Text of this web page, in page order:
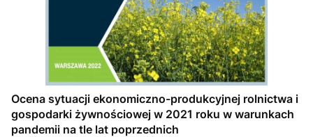
Ocena sytuacji ekonomiczno-produkcyjnej rolnictwa i
gospodarki żywnościowej w 2021 roku w warunkach
pandemii na tle lat poprzednich